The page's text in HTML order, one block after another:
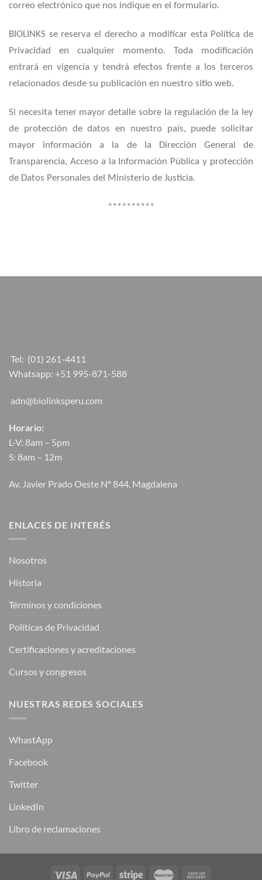
correo electrónico que nos indique en el formulario.
BIOLINKS se reserva el derecho a modificar esta Política de
Privacidad en cualquier momento. Toda modificación
entrará en vigencia y tendrá efectos frente a los terceros
relacionados desde su publicación en nuestro sitio web.
Si necesita tener mayor detalle sobre la regulación de la ley
de protección de datos en nuestro país, puede solicitar
mayor información a la de la Dirección General de
Transparencia, Acceso a la Información Pública y protección
de Datos Personales del Ministerio de Justicia.
**********
Tel: (01) 261-4411
Whatsapp: +51 995-871-588
adn@biolinksperu.com
Horario:
L-V: 8am – 5pm
S: 8am – 12m
Av. Javier Prado Oeste N° 844, Magdalena
ENLACES DE INTERÉS
Nosotros
Historia
Términos y condiciones
Políticas de Privacidad
Certificaciones y acreditaciones
Cursos y congresos
NUESTRAS REDES SOCIALES
WhastApp
Facebook
Twitter
LinkedIn
Libro de reclamaciones